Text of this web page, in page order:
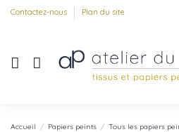
Contactez-nous Plan du site
Accueil Papiers peints Tous les papiers